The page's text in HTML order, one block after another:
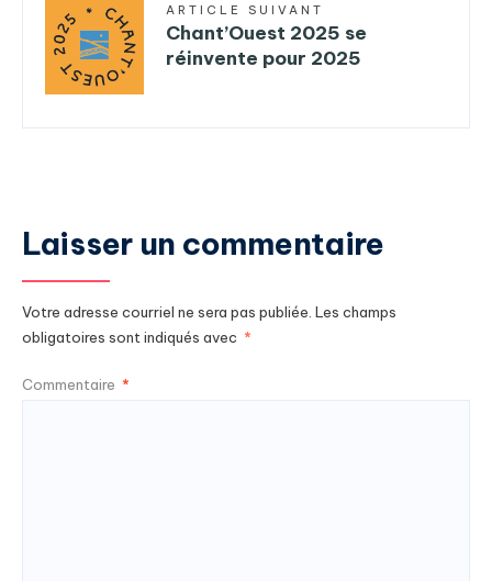
ARTICLE SUIVANT
Chant’Ouest 2025 se
réinvente pour 2025
Laisser un commentaire
Votre adresse courriel ne sera pas publiée. Les champs
obligatoires sont indiqués avec *
Commentaire *